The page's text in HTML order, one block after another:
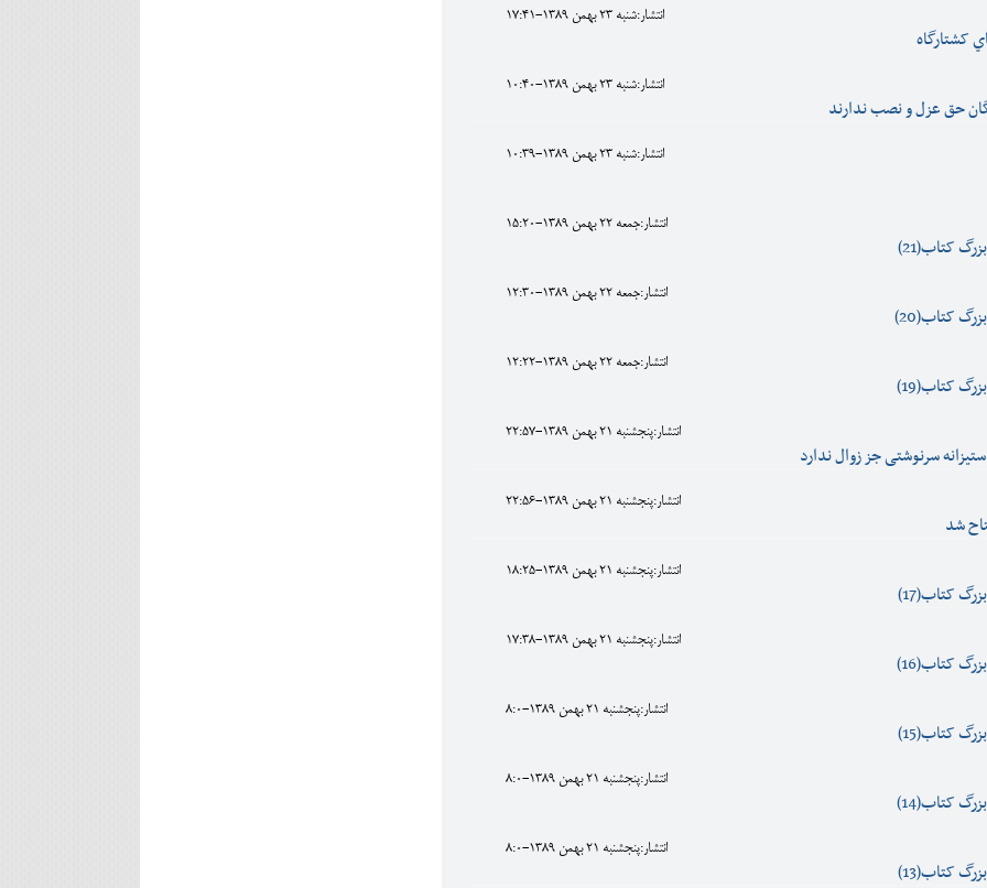
انتشار:شنبه 23 بهمن 1389-17:41
کشتارگاه
انتشار:شنبه 23 بهمن 1389-10:40
حق عزل و نصب ندارند
انتشار:شنبه 23 بهمن 1389-10:39
انتشار:جمعه 22 بهمن 1389-15:20
کتاب(21)
انتشار:جمعه 22 بهمن 1389-12:30
کتاب(20)
انتشار:جمعه 22 بهمن 1389-12:22
کتاب(19)
انتشار:پنجشنبه 21 بهمن 1389-22:57
سرنوشتی جز زوال ندارد
انتشار:پنجشنبه 21 بهمن 1389-22:56
شد
انتشار:پنجشنبه 21 بهمن 1389-18:25
کتاب(17)
انتشار:پنجشنبه 21 بهمن 1389-17:38
کتاب(16)
انتشار:پنجشنبه 21 بهمن 1389-8:0
کتاب(15)
انتشار:پنجشنبه 21 بهمن 1389-8:0
کتاب(14)
انتشار:پنجشنبه 21 بهمن 1389-8:0
کتاب(13)